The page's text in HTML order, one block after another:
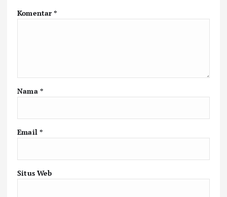
Komentar*
Nama *
Email *
Situs Web